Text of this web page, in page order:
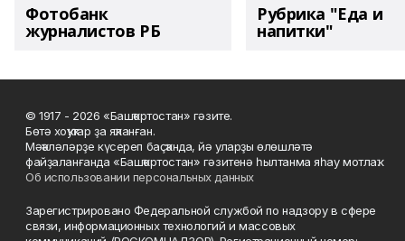
Фотобанк
журналистов РБ
Рубрика "Еда и
напитки"
© 1917 - 2026 «Башҡортостан» гәзите.
Бөтә хоҡуҡтар ҙа яҡланған.
Мәҡәләләрҙе күсереп баҫҡанда, йә уларҙы өлөшләтә
файҙаланғанда «Башҡортостан» гәзитенә һылтанма яһау мотлаҡ.
Об использовании персональных данных
Зарегистрировано Федеральной службой по надзору в сфере
связи, информационных технологий и массовых